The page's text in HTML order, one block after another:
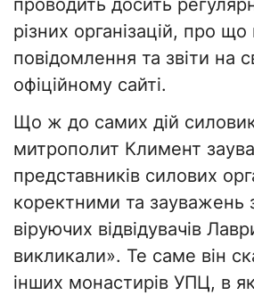
проводить досить
різних організацій, про що
повідомлення та звіти на
офіційному сайті.
Що ж до самих дій
митрополит Климент
представників силових
коректними та зауважень
віруючих відвідувачів
викликали». Те саме він
інших монастирів УПЦ, в